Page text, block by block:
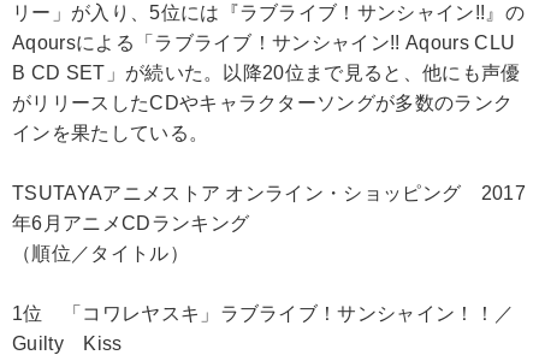
リー」が入り、5位には『ラブライブ！サンシャイン!!』の
Aqoursによる「ラブライブ！サンシャイン!! Aqours CLU
B CD SET」が続いた。以降20位まで見ると、他にも声優
がリリースしたCDやキャラクターソングが多数のランク
インを果たしている。
TSUTAYAアニメストア オンライン・ショッピング 2017
年6月アニメCDランキング
（順位／タイトル）
1位 「コワレヤスキ」ラブライブ！サンシャイン！！／
Guilty Kiss